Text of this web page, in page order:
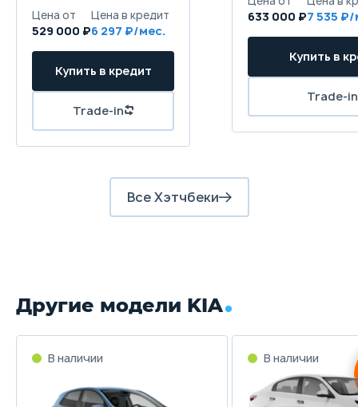
529 000 ₽6 297
633 000 ₽7 535
Все Хэтчбеки
Другие модели KIA